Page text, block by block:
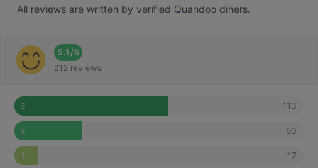
All reviews are written by verified Quandoo diners.
5.1/6
212 reviews
6 113
5 50
4 17